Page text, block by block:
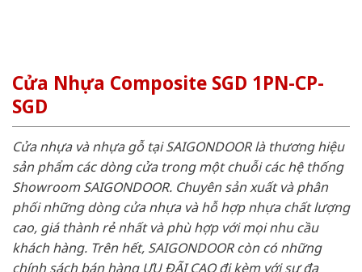
Cửa Nhựa Composite SGD 1PN-CP-
SGD
Cửa nhựa và nhựa gỗ tại SAIGONDOOR là thương hiệu
sản phẩm các dòng cửa trong một chuỗi các hệ thống
Showroom SAIGONDOOR. Chuyên sản xuất và phân
phối những dòng cửa nhựa và hỗ hợp nhựa chất lượng
cao, giá thành rẻ nhất và phù hợp với mọi nhu cầu
khách hàng. Trên hết, SAIGONDOOR còn có những
chính sách bán hàng ƯU ĐÃI CAO đi kèm với sự đa